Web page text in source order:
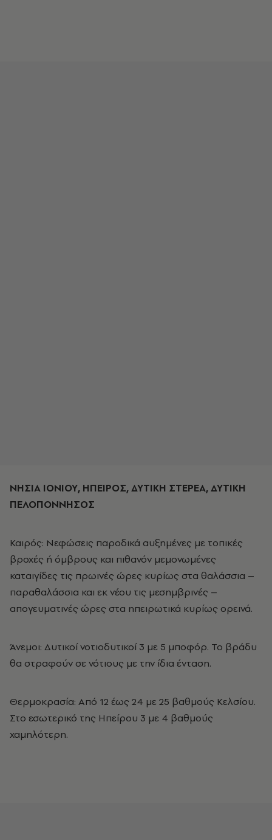
ΝΗΣΙΑ ΙΟΝΙΟΥ, ΗΠΕΙΡΟΣ, ΔΥΤΙΚΗ ΣΤΕΡΕΑ, ΔΥΤΙΚΗ
ΠΕΛΟΠΟΝΝΗΣΟΣ
Καιρός: Νεφώσεις παροδικά αυξημένες με τοπικές
βροχές ή όμβρους και πιθανόν μεμονωμένες
καταιγίδες τις πρωινές ώρες κυρίως στα θαλάσσια –
παραθαλάσσια και εκ νέου τις μεσημβρινές –
απογευματινές ώρες στα ηπειρωτικά κυρίως ορεινά.
Άνεμοι: Δυτικοί νοτιοδυτικοί 3 με 5 μποφόρ. Το βράδυ
θα στραφούν σε νότιους με την ίδια ένταση.
Θερμοκρασία: Από 12 έως 24 με 25 βαθμούς Κελσίου.
Στο εσωτερικό της Ηπείρου 3 με 4 βαθμούς
χαμηλότερη.